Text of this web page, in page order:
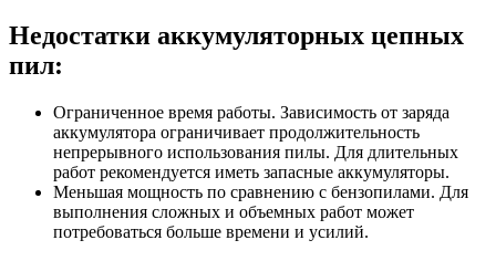
Недостатки аккумуляторных цепных
пил:
Ограниченное время работы. Зависимость от заряда
аккумулятора ограничивает продолжительность
непрерывного использования пилы. Для длительных
работ рекомендуется иметь запасные аккумуляторы.
Меньшая мощность по сравнению с бензопилами. Для
выполнения сложных и объемных работ может
потребоваться больше времени и усилий.